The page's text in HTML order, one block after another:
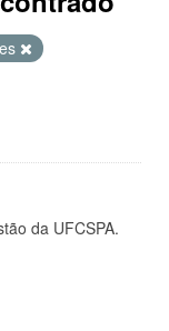
da UFCSPA.